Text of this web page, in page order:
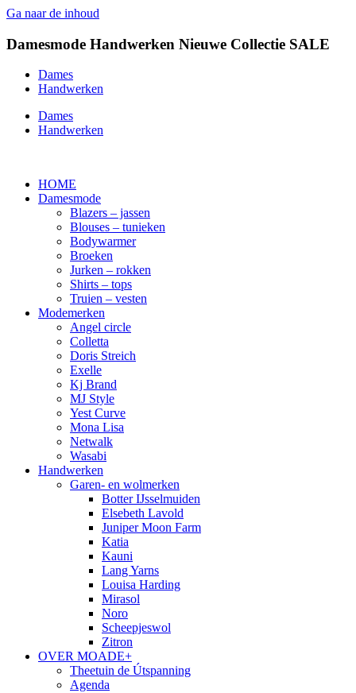
Ga naar de inhoud
Damesmode Handwerken Nieuwe Collectie SALE
Dames
Handwerken
Dames
Handwerken
HOME
Damesmode
Blazers – jassen
Blouses – tunieken
Bodywarmer
Broeken
Jurken – rokken
Shirts – tops
Truien – vesten
Modemerken
Angel circle
Colletta
Doris Streich
Exelle
Kj Brand
MJ Style
Yest Curve
Mona Lisa
Netwalk
Wasabi
Handwerken
Garen- en wolmerken
Botter IJsselmuiden
Elsebeth Lavold
Juniper Moon Farm
Katia
Kauni
Lang Yarns
Louisa Harding
Mirasol
Noro
Scheepjeswol
Zitron
OVER MOADE+
Theetuin de Útspanning
Agenda